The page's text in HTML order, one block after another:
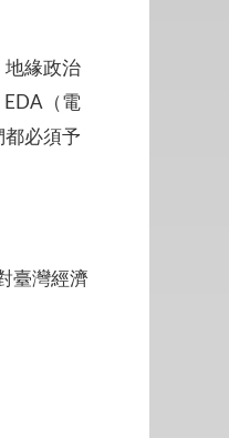
地緣政治
（電
都必須予
臺灣經濟